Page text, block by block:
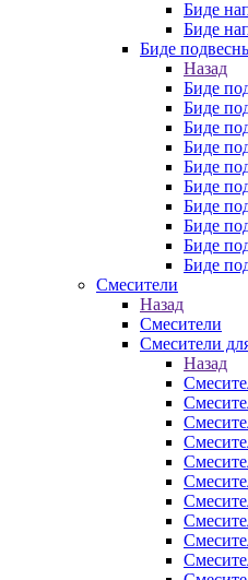
Биде
Биде
Биде
Назад
Биде
Биде
Биде
Биде
Биде
Биде
Биде
Биде
Биде
Биде
Смесители
Назад
Смесители
Смесители
Назад